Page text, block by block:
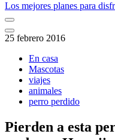
Los mejores planes para
25 febrero 2016
En casa
Mascotas
viajes
animales
perro perdido
Pierden a esta